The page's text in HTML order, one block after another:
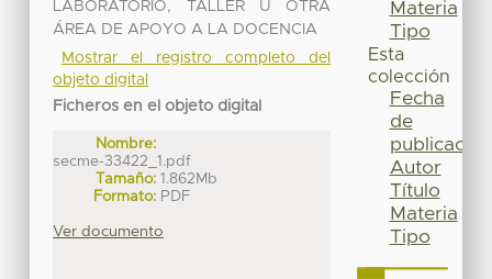
LABORATORIO, TALLER U OTRA
ÁREA DE APOYO A LA DOCENCIA
Mostrar el registro completo del
objeto digital
Ficheros en el objeto digital
Nombre:
secme-33422_1.pdf
Tamaño: 1.862Mb
Formato: PDF
Ver documento
Materia
Tipo
Esta
colección
Fecha
de
publicación
Autor
Título
Materia
Tipo